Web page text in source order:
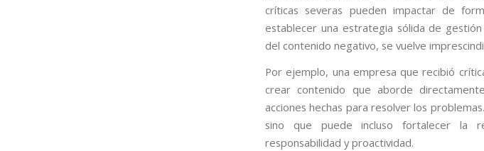
críticas severas pueden impactar de
establecer una estrategia sólida de
del contenido negativo, se vuelve
Por ejemplo, una empresa que recibió
crear contenido que aborde
acciones hechas para resolver los
sino que puede incluso fortalecer la
responsabilidad y proactividad.